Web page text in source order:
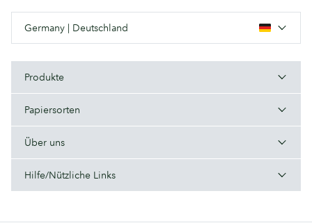
Germany | Deutschland
Produkte
Papiersorten
Über uns
Hilfe/Nützliche Links